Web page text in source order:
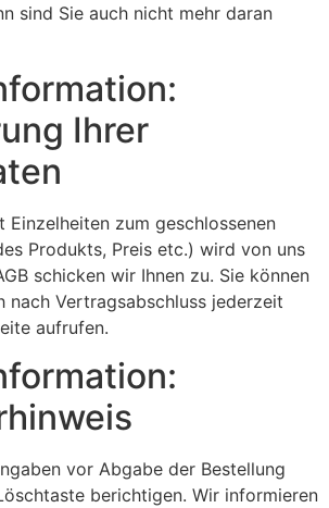
sind Sie auch nicht mehr daran
Ihrer
Einzelheiten zum geschlossenen
Produkts, Preis etc.) wird von uns
schicken wir Ihnen zu. Sie können
nach Vertragsabschluss jederzeit
aufrufen.
vor Abgabe der Bestellung
berichtigen. Wir informieren